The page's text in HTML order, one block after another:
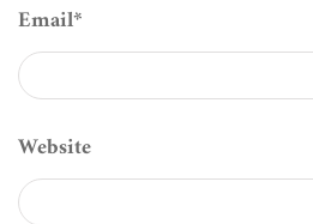
Email*
Website